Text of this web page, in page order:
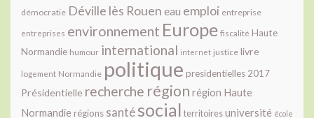
démocratie Déville lès Rouen eau emploi entreprise
entreprises environnement Europe fiscalité Haute
Normandie humour international internet justice livre
logement Normandie politique presidentielles 2017
Présidentielle recherche région région Haute
Normandie régions santésocial territoiresuniversité école